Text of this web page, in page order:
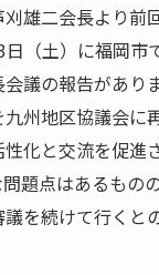
雄二会長より前
（土）に福岡市
議の報告があり
州地区協議会に
化と交流を促進
題点はあるもの
を続けて行くと